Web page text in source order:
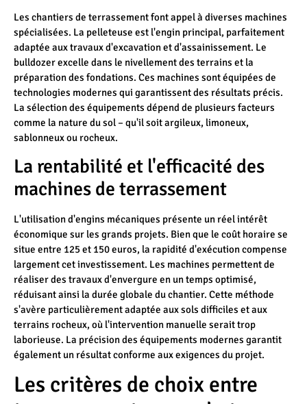
Les chantiers de terrassement font appel à diverses machines
spécialisées. La pelleteuse est l'engin principal, parfaitement
adaptée aux travaux d'excavation et d'assainissement. Le
bulldozer excelle dans le nivellement des terrains et la
préparation des fondations. Ces machines sont équipées de
technologies modernes qui garantissent des résultats précis.
La sélection des équipements dépend de plusieurs facteurs
comme la nature du sol – qu'il soit argileux, limoneux,
sablonneux ou rocheux.
La rentabilité et l'efficacité des
machines de terrassement
L'utilisation d'engins mécaniques présente un réel intérêt
économique sur les grands projets. Bien que le coût horaire se
situe entre 125 et 150 euros, la rapidité d'exécution compense
largement cet investissement. Les machines permettent de
réaliser des travaux d'envergure en un temps optimisé,
réduisant ainsi la durée globale du chantier. Cette méthode
s'avère particulièrement adaptée aux sols difficiles et aux
terrains rocheux, où l'intervention manuelle serait trop
laborieuse. La précision des équipements modernes garantit
également un résultat conforme aux exigences du projet.
Les critères de choix entre